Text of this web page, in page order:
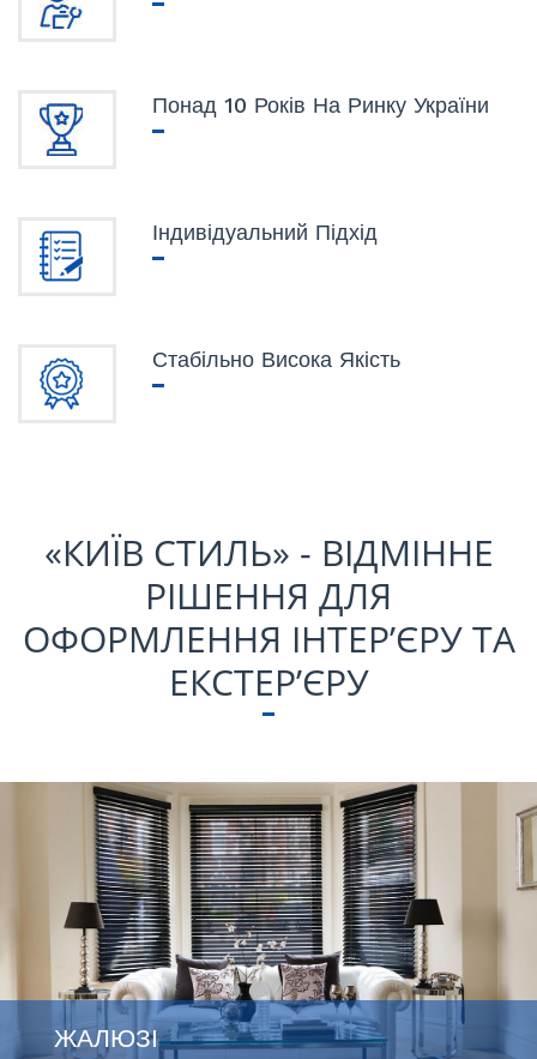
Понад 10 Років На Ринку України
Індивідуальний Підхід
Стабільно Висока Якість
«КИЇВ СТИЛЬ» - ВІДМІННЕ
РІШЕННЯ ДЛЯ
ОФОРМЛЕННЯ ІНТЕР’ЄРУ ТА
ЕКСТЕР’ЄРУ
ЖАЛЮЗІ